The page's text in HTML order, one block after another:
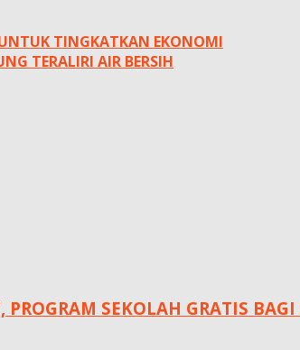
TINGKATKAN EKONOMI
TERALIRI AIR BERSIH
SEKOLAH GRATIS BAGI